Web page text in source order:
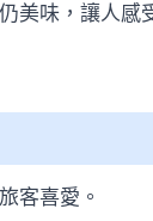
美味，讓人感
客喜愛。